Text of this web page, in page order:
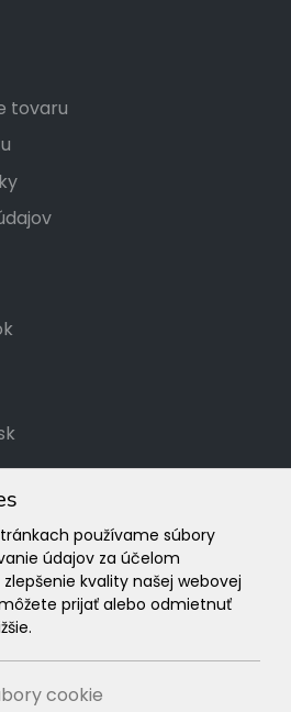
používame súbory
údajov za účelom
kvality našej webovej
prijať alebo odmietnuť
cookie
tovaru
mayabella s.r.o., Všetky práva
vyhradené.